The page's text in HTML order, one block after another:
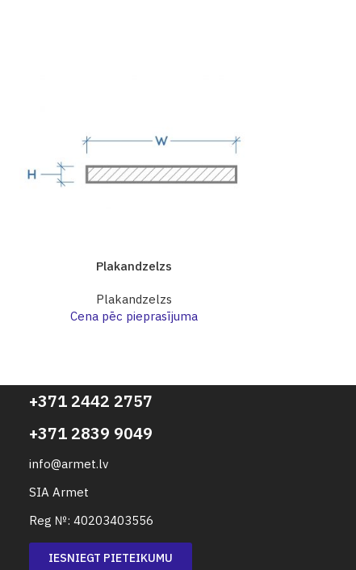
Plakandzelzs
Plakandzelzs
Cena pēc pieprasījuma
+371 2442 2757
+371 2839 9049
info@armet.lv
SIA Armet
Reg №: 40203403556
IESNIEGT PIETEIKUMU